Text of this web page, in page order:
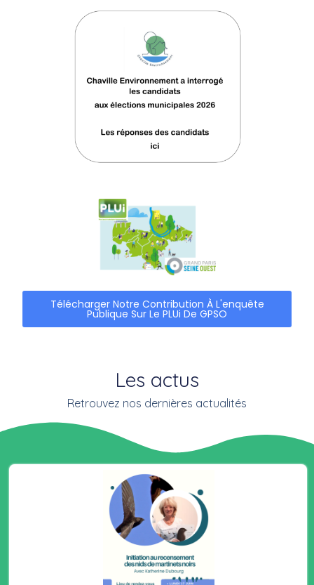
Télécharger Notre Contribution À L'enquête
Publique Sur Le PLUi De GPSO
Les actus
Retrouvez nos dernières actualités